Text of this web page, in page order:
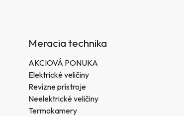
Meracia technika
AKCIOVÁ PONUKA
Elektrické veličiny
Revízne prístroje
Neelektrické veličiny
Termokamery